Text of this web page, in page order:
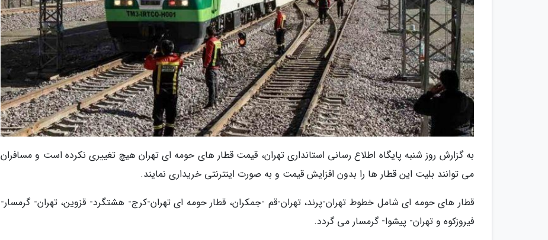
به گزارش روز شنبه پایگاه اطلاع رسانی استانداری تهران، قیمت قطار های حومه ای تهران هیچ تغییری نکرده است و مسافران
می توانند بلیت این قطار ها را بدون افزایش قیمت و به صورت اینترنتی خریداری نمایند.
قطار های حومه ای شامل خطوط تهران-پرند، تهران-قم -جمکران، قطار حومه ای تهران-کرج- هشتگرد- قزوین، تهران- گرمسار-
فیروزکوه و تهران- پیشوا- گرمسار می گردد.